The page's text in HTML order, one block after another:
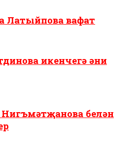
Латыйпова вафат
икенчегә әни
белән